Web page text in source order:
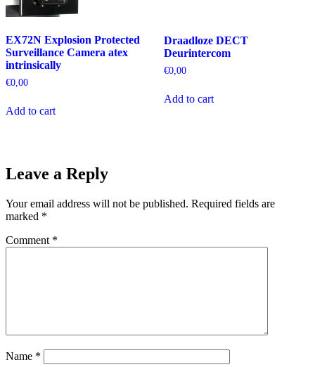
EX72N Explosion Protected
Surveillance Camera atex
intrinsically
€0,00
Add to cart
Draadloze DECT
Deurintercom
€0,00
Add to cart
Leave a Reply
Your email address will not be published. Required fields are
marked *
Comment *
Name *